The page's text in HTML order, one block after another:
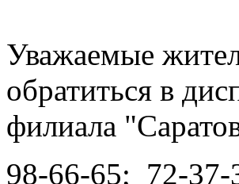
Уважаемые
обратиться в
филиала
98-66-65; 72-